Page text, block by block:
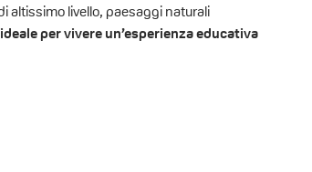
altissimo livello, paesaggi naturali
per vivere un’esperienza educativa